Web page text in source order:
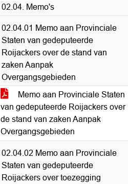
02.04. Memo's
02.04.01 Memo aan Provinciale
Staten van gedeputeerde
Roijackers over de stand van
zaken Aanpak
Overgangsgebieden
Memo aan Provinciale Staten
van gedeputeerde Roijackers over
de stand van zaken Aanpak
Overgangsgebieden
02.04.02 Memo aan Provinciale
Staten van gedeputeerde
Roijackers over toezegging